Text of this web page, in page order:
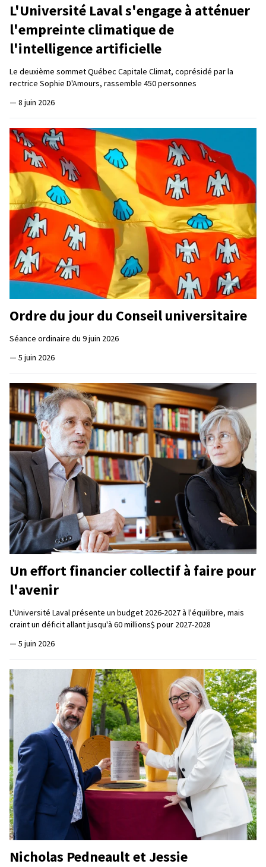
L'Université Laval s'engage à atténuer
l'empreinte climatique de
l'intelligence artificielle
Le deuxième sommet Québec Capitale Climat, coprésidé par la
rectrice Sophie D'Amours, rassemble 450 personnes
— 8 juin 2026
Ordre du jour du Conseil universitaire
Séance ordinaire du 9 juin 2026
— 5 juin 2026
Un effort financier collectif à faire pour
l'avenir
L'Université Laval présente un budget 2026-2027 à l'équilibre, mais
craint un déficit allant jusqu'à 60 millions$ pour 2027-2028
— 5 juin 2026
Nicholas Pedneault et Jessie